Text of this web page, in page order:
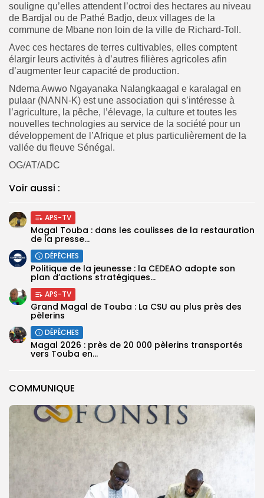
COMMUNIQUE
souligne qu’elles attendent l’octroi des hectares au niveau
de Bardjal ou de Pathé Badjo, deux villages de la
commune de Mbane non loin de la ville de Richard-Toll.
Avec ces hectares de terres cultivables, elles comptent
élargir leurs activités à d’autres filières agricoles afin
d’augmenter leur capacité de production.
Ndema Awwo Ngayanaka Nalangkaagal e karalagal en
pulaar (NANN-K) est une association qui s’intéresse à
l’agriculture, la pêche, l’élevage, la culture et toutes les
nouvelles technologies au service de la société pour un
développement de l’Afrique et plus particulièrement de la
vallée du fleuve Sénégal.
OG/AT/ADC
Voir aussi :
APS-TV
Magal Touba : dans les coulisses de la restauration
de la presse...
DÉPÊCHES
Politique de la jeunesse : la CEDEAO adopte son
plan d’actions stratégiques...
APS-TV
Grand Magal de Touba : La CSU au plus près des
pèlerins
DÉPÊCHES
Magal 2026 : près de 20 000 pèlerins transportés
vers Touba en...